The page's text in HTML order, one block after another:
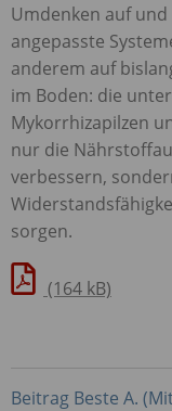
Umdenken auf
angepasste
anderem auf
im Boden: die
Mykorrhizapilzen
nur die
verbessern,
sorgen.
(164 kB)
Beitrag Beste A.